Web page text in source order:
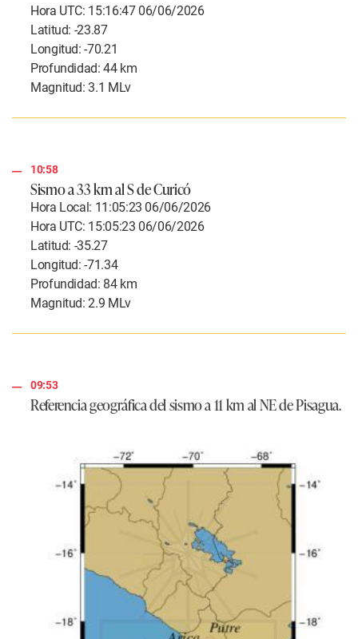
Hora UTC: 15:16:47 06/06/2026
Latitud: -23.87
Longitud: -70.21
Profundidad: 44 km
Magnitud: 3.1 MLv
10:58
Sismo a 33 km al S de Curicó
Hora Local: 11:05:23 06/06/2026
Hora UTC: 15:05:23 06/06/2026
Latitud: -35.27
Longitud: -71.34
Profundidad: 84 km
Magnitud: 2.9 MLv
09:53
Referencia geográfica del sismo a 11 km al NE de Pisagua.